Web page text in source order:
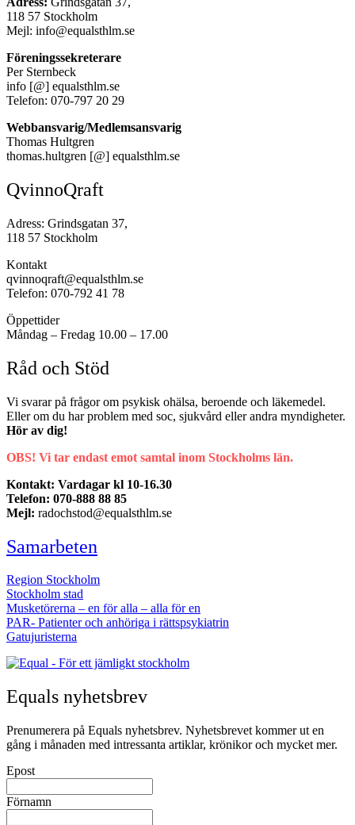
118 57 Stockholm
Mejl: info@equalsthlm.se
Föreningssekreterare
Per Sternbeck
info [@] equalsthlm.se
Telefon: 070-797 20 29
Webbansvarig/Medlemsansvarig
Thomas Hultgren
thomas.hultgren [@] equalsthlm.se
QvinnoQraft
Adress: Grindsgatan 37,
118 57 Stockholm
Kontakt
qvinnoqraft@equalsthlm.se
Telefon: 070-792 41 78
Öppettider
Måndag – Fredag 10.00 – 17.00
Råd och Stöd
Vi svarar på frågor om psykisk ohälsa, beroende och läkemedel.
Eller om du har problem med soc, sjukvård eller andra myndigheter.
Hör av dig!
OBS! Vi tar endast emot samtal inom Stockholms län.
Kontakt: Vardagar kl 10-16.30
Telefon: 070-888 88 85
Mejl: radochstod@equalsthlm.se
Samarbeten
Region Stockholm
Stockholm stad
Musketörerna – en för alla – alla för en
PAR- Patienter och anhöriga i rättspsykiatrin
Gatujuristerna
Equals nyhetsbrev
Prenumerera på Equals nyhetsbrev. Nyhetsbrevet kommer ut en
gång i månaden med intressanta artiklar, krönikor och mycket mer.
Epost
Förnamn